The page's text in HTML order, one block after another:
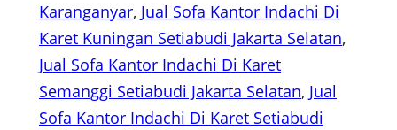
Karanganyar, Jual Sofa Kantor Indachi Di
Karet Kuningan Setiabudi Jakarta Selatan
Jual Sofa Kantor Indachi Di Karet
Semanggi Setiabudi Jakarta Selatan, Jual
Sofa Kantor Indachi Di Karet Setiabudi